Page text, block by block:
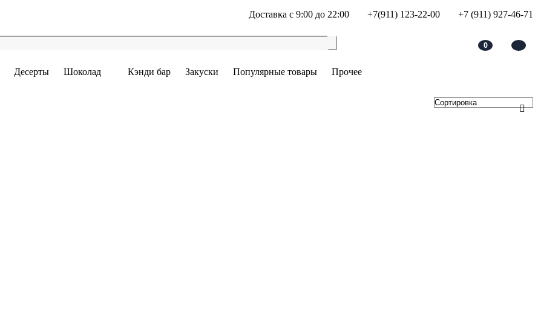
Доставка с 9:00 до 22:00 +7(911) 123-22-00 +7 (911) 927-46-71
0
Десерты Шоколад Кэнди бар Закуски Популярные товары
Прочее